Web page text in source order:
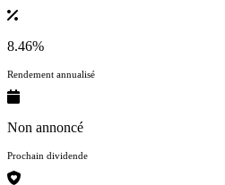
8.46%
Rendement annualisé
Non annoncé
Prochain dividende